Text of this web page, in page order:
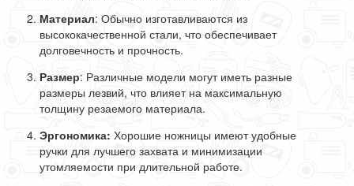
Материал: Обычно изготавливаются из
высококачественной стали, что обеспечивает
долговечность и прочность.
Размер: Различные модели могут иметь разные
размеры лезвий, что влияет на максимальную
толщину резаемого материала.
Эргономика: Хорошие ножницы имеют удобные
ручки для лучшего захвата и минимизации
утомляемости при длительной работе.